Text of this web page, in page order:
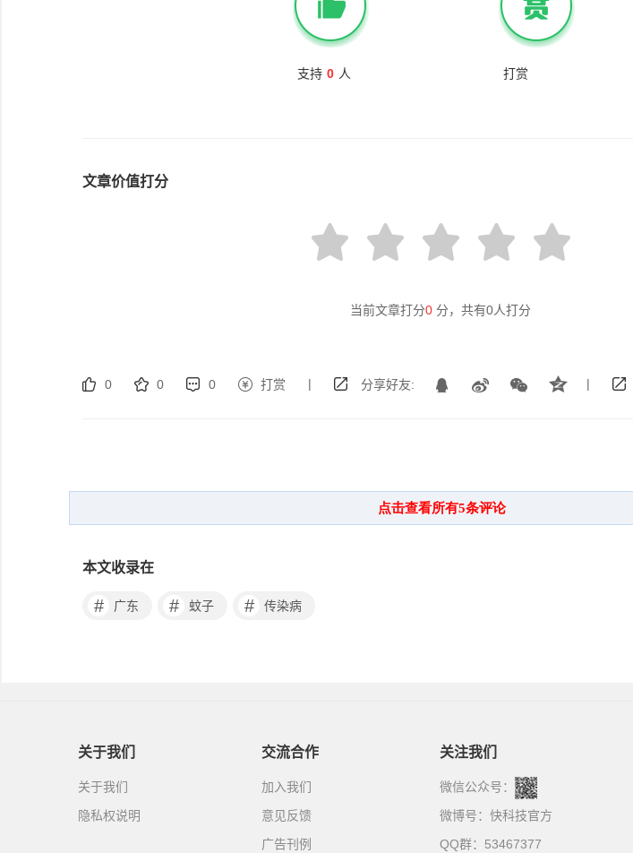
支持 0 人 打赏
文章价值打分
当前文章打分0 分，共有0人打分
0 0 0 打赏 | 分享好友: |
本文收录在
# 广东 # 蚊子 # 传染病
关于我们
关于我们
隐私权说明
交流合作
加入我们
意见反馈
广告刊例
关注我们
微信公众号：
微博号： 快科技官方
QQ群：53467377